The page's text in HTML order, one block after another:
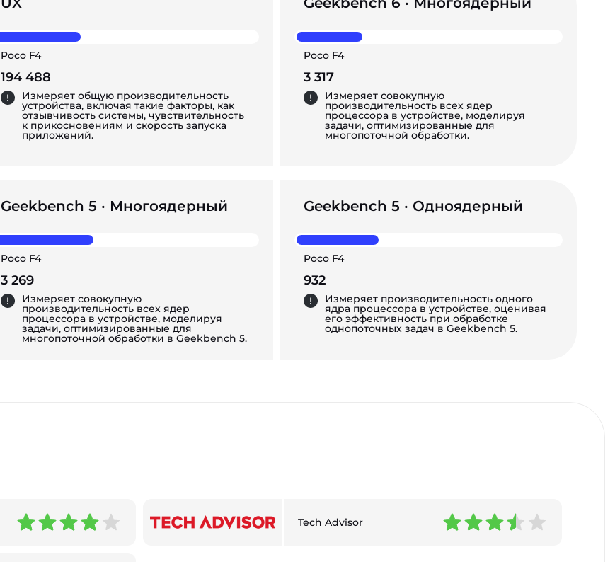
Poco F4
194 488
Измеряет общую производительность
устройства, включая такие факторы, как
отзывчивость системы, чувствительность
к прикосновениям и скорость запуска
приложений.
Poco F4
3 317
Измеряет совокупную
производительность всех ядер
процессора в устройстве, моделируя
задачи, оптимизированные для
многопоточной обработки.
Geekbench 5 · Многоядерный
Poco F4
3 269
Измеряет совокупную
производительность всех ядер
процессора в устройстве, моделируя
задачи, оптимизированные для
многопоточной обработки в Geekbench 5.
Geekbench 5 · Одноядерный
Poco F4
932
Измеряет производительность одного
ядра процессора в устройстве, оценивая
его эффективность при обработке
однопоточных задач в Geekbench 5.
Tech Advisor